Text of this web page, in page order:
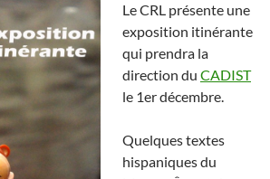
Le CRL présente une
exposition itinérante
qui prendra la
direction du CADIST
le 1er décembre.
Quelques textes
hispaniques du